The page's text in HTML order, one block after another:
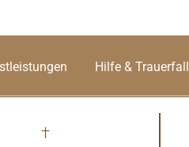
Hilfe & Trauerfall
†